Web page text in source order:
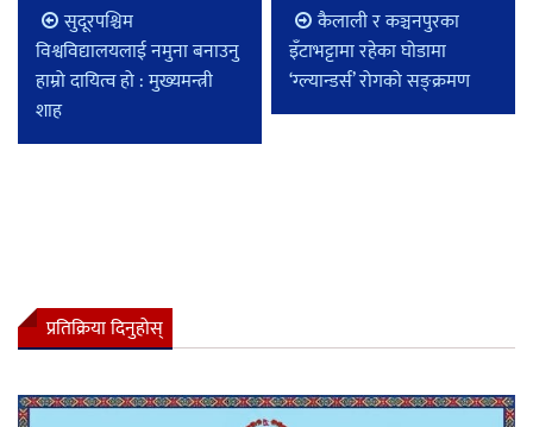
सुदूरपश्चिम
विश्वविद्यालयलाई नमुना बनाउनु
हाम्रो दायित्व हो : मुख्यमन्त्री
शाह
कैलाली र कञ्चनपुरका
इँटाभट्टामा रहेका घोडामा
‘ग्ल्यान्डर्स’ रोगको सङ्क्रमण
प्रतिक्रिया दिनुहोस्